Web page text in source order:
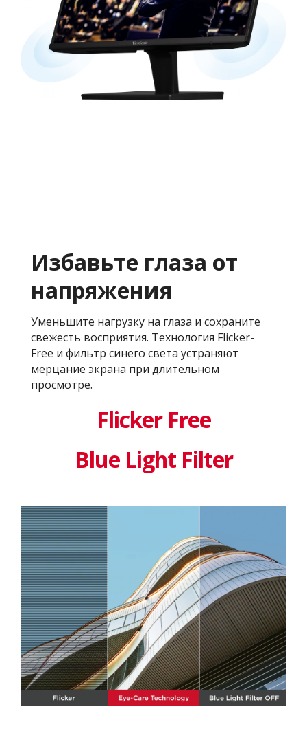
Избавьте глаза от
напряжения
Уменьшите нагрузку на глаза и сохраните
свежесть восприятия. Технология Flicker-
Free и фильтр синего света устраняют
мерцание экрана при длительном
просмотре.
Flicker Free
Blue Light Filter